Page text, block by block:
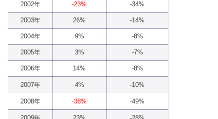
2002年 -23% -34%
2003年 26% -14%
2004年 9% -8%
2005年 3% -7%
2006年 14% -8%
2007年 4% -10%
2008年 -38% -49%